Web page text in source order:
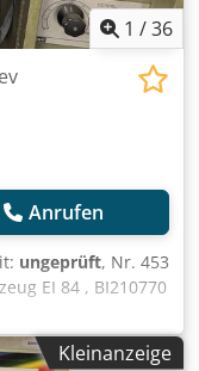
1 /36
Anrufen
ungeprüft, Nr. 453
EI 84 , BI210770
, EI 30-60 ,
EI 66 TM 30-122
510/MS54/82/0702
Kleinanzeige